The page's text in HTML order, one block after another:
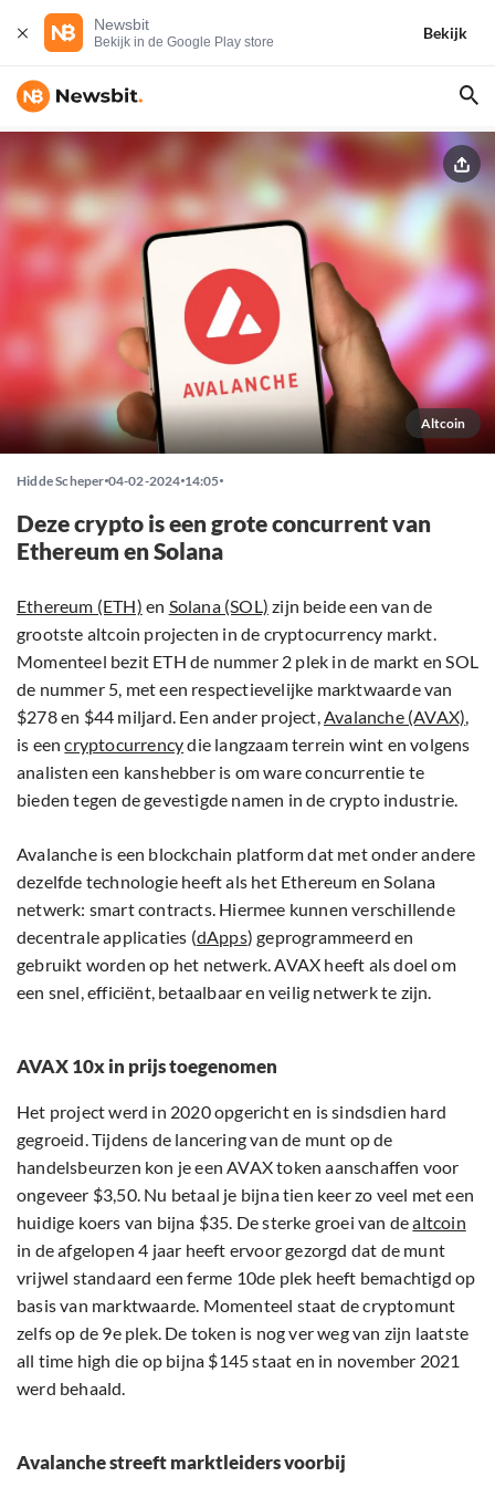
Newsbit
Bekijk in de Google Play store
Bekijk
Altcoin
Hidde Scheper 04-02-2024 14:05
Deze crypto is een grote concurrent van
Ethereum en Solana
Ethereum (ETH) en Solana (SOL) zijn beide een van de
grootste altcoin projecten in de cryptocurrency markt.
Momenteel bezit ETH de nummer 2 plek in de markt en SOL
de nummer 5, met een respectievelijke marktwaarde van
$278 en $44 miljard. Een ander project,Avalanche (AVAX),
is eencryptocurrencydie langzaam terrein wint en volgens
analisten een kanshebber is om ware concurrentie te
bieden tegen de gevestigde namen in de crypto industrie.
Avalanche is een blockchain platform dat met onder andere
dezelfde technologie heeft als het Ethereum en Solana
netwerk: smart contracts. Hiermee kunnen verschillende
decentrale applicaties (dApps) geprogrammeerd en
gebruikt worden op het netwerk. AVAX heeft als doel om
een snel, efficiënt, betaalbaar en veilig netwerk te zijn.
AVAX 10x in prijs toegenomen
Het project werd in 2020 opgericht en is sindsdien hard
gegroeid. Tijdens de lancering van de munt op de
handelsbeurzen kon je een AVAX token aanschaffen voor
ongeveer $3,50. Nu betaal je bijna tien keer zo veel met een
huidige koers van bijna $35. De sterke groei van dealtcoin
in de afgelopen 4 jaar heeft ervoor gezorgd dat de munt
vrijwel standaard een ferme 10de plek heeft bemachtigd op
basis van marktwaarde. Momenteel staat de cryptomunt
zelfs op de 9e plek. De token is nog ver weg van zijn laatste
all time high die op bijna $145 staat en in november 2021
werd behaald.
Avalanche streeft marktleiders voorbij